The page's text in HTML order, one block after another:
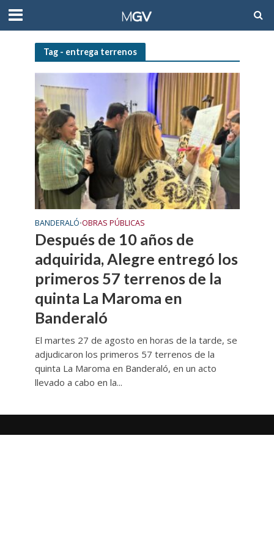
Tag - entrega terrenos
BANDERALÓ•OBRAS PÚBLICAS
Después de 10 años de
adquirida, Alegre entregó los
primeros 57 terrenos de la
quinta La Maroma en
Banderaló
El martes 27 de agosto en horas de la tarde, se
adjudicaron los primeros 57 terrenos de la
quinta La Maroma en Banderaló, en un acto
llevado a cabo en la...